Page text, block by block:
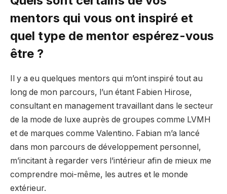
mentors qui vous ont inspiré et
quel type de mentor espérez-vous
être ?
Il y a eu quelques mentors qui m’ont inspiré tout au
long de mon parcours, l’un étant Fabien Hirose,
consultant en management travaillant dans le secteur
de la mode de luxe auprès de groupes comme LVMH
et de marques comme Valentino. Fabian m’a lancé
dans mon parcours de développement personnel,
m’incitant à regarder vers l’intérieur afin de mieux me
comprendre moi-même, les autres et le monde
extérieur.